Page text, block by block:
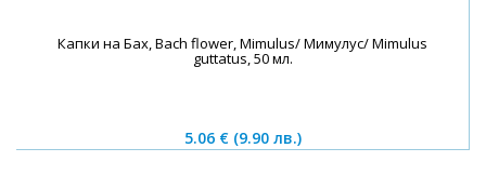
Капки на Бах, Bach flower, Mimulus/ Мимулус/ Mimulus
guttatus, 50 мл.
5.06 € (9.90 лв.)